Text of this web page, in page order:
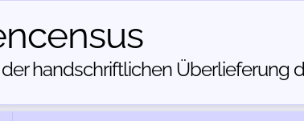
handschriftlichen Über­lieferung